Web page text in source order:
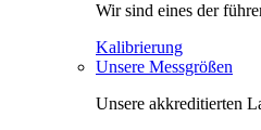
Wir sind eines der
Kalibrierung
Unsere Messgrößen
Unsere akkreditierten